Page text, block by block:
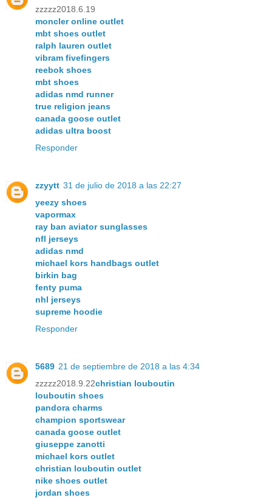
zzzzz2018.6.19
moncler online outlet
mbt shoes outlet
ralph lauren outlet
vibram fivefingers
reebok shoes
mbt shoes
adidas nmd runner
true religion jeans
canada goose outlet
adidas ultra boost
Responder
zzyytt 31 de julio de 2018 a las 22:27
yeezy shoes
vapormax
ray ban aviator sunglasses
nfl jerseys
adidas nmd
michael kors handbags outlet
birkin bag
fenty puma
nhl jerseys
supreme hoodie
Responder
5689 21 de septiembre de 2018 a las 4:34
zzzzz2018.9.22christian louboutin
louboutin shoes
pandora charms
champion sportswear
canada goose outlet
giuseppe zanotti
michael kors outlet
christian louboutin outlet
nike shoes outlet
jordan shoes